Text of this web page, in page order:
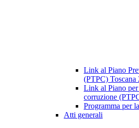
Link al Piano
(PTPC) Toscana
Link al Piano
corruzione
Programma per
Atti generali